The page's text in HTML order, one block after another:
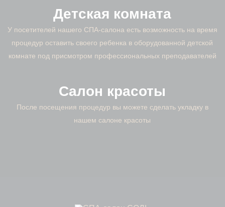
Детская комната
У посетителей нашего СПА-салона есть возможность на время
процедур оставить своего ребенка в оборудованной детской
комнате под присмотром профессиональных преподавателей
Салон красоты
После посещения процедур вы можете сделать укладку в
нашем салоне красоты